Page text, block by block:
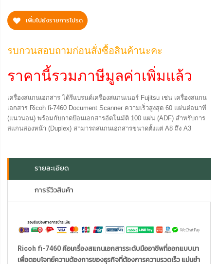
เพิ่มไปยังรายการโปรด
รบกวนสอบถามก่อนสั่งซื้อสินค้านะคะ
ราคานี้รวมภาษีมูลค่าเพิ่มแล้ว
เครื่องสแกนเอกสาร ได้รีแบรนด์เครื่องสแกนเนอร์ Fujitsu เช่น เครื่องสแกน
เอกสาร Ricoh fi-7460 Document Scanner ความเร็วสูงสุด 60 แผ่นต่อนาที
(แนวนอน) พร้อมกับถาดป้อนเอกสารอัตโนมัติ 100 แผ่น (ADF) สำหรับการ
สแกนสองหน้า (Duplex) สามารถสแกนเอกสารขนาดตั้งแต่ A8 ถึง A3
รายละเอียด
การรีวิวสินค้า
Ricoh fi-7460 คือเครื่องสแกนเอกสารระดับมืออาชีพที่ออกแบบมา
เพื่อตอบโจทย์ความต้องการของธุรกิจที่ต้องการความรวดเร็ว แม่นยำ